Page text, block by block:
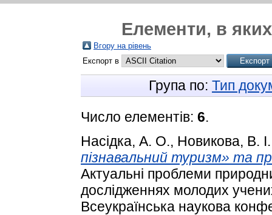
Елементи, в
Вгору на рівень
Експорт в
Група по: Тип
Число елементів: 6.
Насідка, А. О., Новикова, В. І.
пізнавальний туризм» та
Актуальні проблеми
дослідженнях молодих
Всеукраїнська наукова